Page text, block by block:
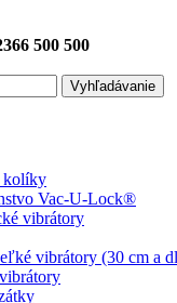
500 500
Vyhľadávanie
kolíky
Vac-U-Lock®
vibrátory
vibrátory (30 cm a